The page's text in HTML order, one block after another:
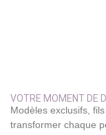
VOTRE MOMENT DE
Modèles exclusifs,
transformer chaque